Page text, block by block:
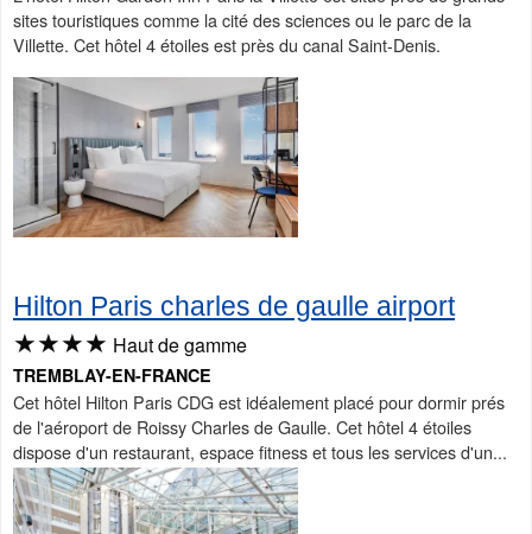
sites touristiques comme la cité des sciences ou le parc de la
Villette. Cet hôtel 4 étoiles est près du canal Saint-Denis.
Hilton Paris charles de gaulle airport
★★★★ Haut de gamme
TREMBLAY-EN-FRANCE
Cet hôtel Hilton Paris CDG est idéalement placé pour dormir prés
de l'aéroport de Roissy Charles de Gaulle. Cet hôtel 4 étoiles
dispose d'un restaurant, espace fitness et tous les services d'un...